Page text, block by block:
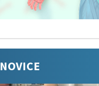
NOVICE